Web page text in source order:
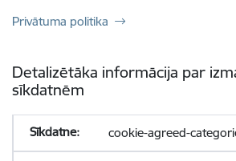
Privātuma politika
Detalizētāka informācija par
sīkdatnēm
cookie-agreed-